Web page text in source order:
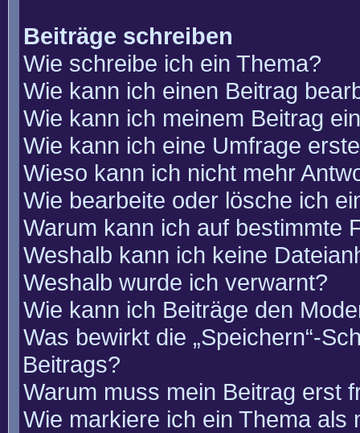
Beiträge schreiben
Wie schreibe ich ein Thema?
Wie kann ich einen Beitrag
Wie kann ich meinem Beitrag
Wie kann ich eine Umfrage
Wieso kann ich nicht mehr
Wie bearbeite oder lösche ich
Warum kann ich auf bestimmte
Weshalb kann ich keine
Weshalb wurde ich verwarnt?
Wie kann ich Beiträge den
Was bewirkt die „Speichern“-
Beitrags?
Warum muss mein Beitrag erst
Wie markiere ich ein Thema als